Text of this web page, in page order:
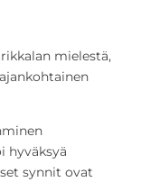
mielestä,
hyväksyä
synnit ovat